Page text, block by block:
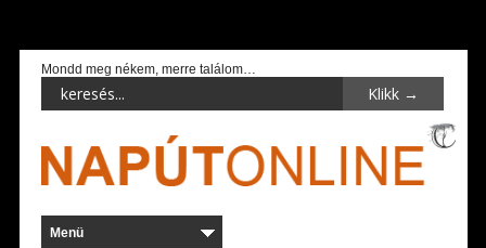
Mondd meg nékem, merre találom…